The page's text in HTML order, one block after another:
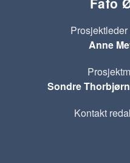
Anne
Sondre
Kontakt